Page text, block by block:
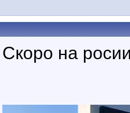
Скоро на